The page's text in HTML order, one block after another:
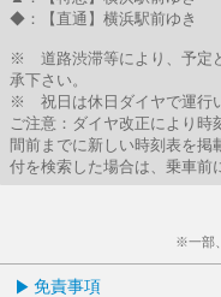
◆：【直通】横浜駅前ゆき
※ 道路渋滞等により、予定
承下さい。
※ 祝日は休日ダイヤで運行
ご注意：ダイヤ改正により時
間前までに新しい時刻表を掲
付を検索した場合は、乗車前
※一部
免責事項